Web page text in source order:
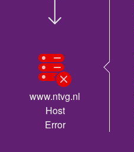
www.ntvg.nl
Host
Error